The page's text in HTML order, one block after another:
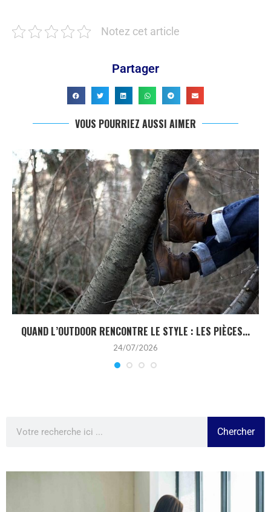
Notez cet article
Partager
VOUS POURRIEZ AUSSI AIMER
QUAND L’OUTDOOR RENCONTRE LE STYLE : LES PIÈCES...
24/07/2026
Chercher